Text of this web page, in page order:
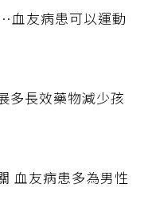
友病患可以運動
多長效藥物減少孩
血友病患多為男性